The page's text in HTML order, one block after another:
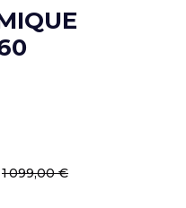
1 099,00 €